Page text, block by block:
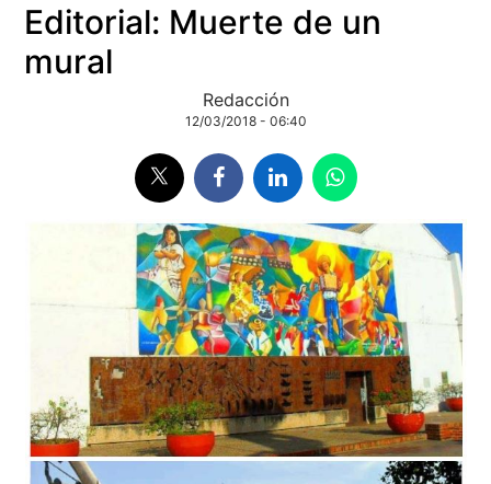
Editorial: Muerte de un
mural
Redacción
12/03/2018 - 06:40